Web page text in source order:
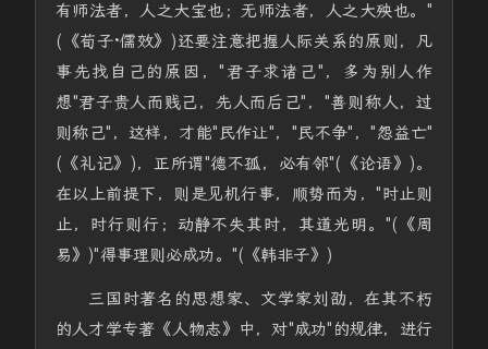
有师法者，人之大宝也；无师法者，人之大殃也。"
(《荀子·儒效》)还要注意把握人际关系的原则，凡
事先找自己的原因，"君子求诸己"，多为别人作
想"君子贵人而贱己，先人而后己"，"善则称人，过
则称己"，这样，才能"民作让"，"民不争"，"怨益亡"
(《礼记》)，正所谓"德不孤，必有邻"(《论语》)。
在以上前提下，则是见机行事，顺势而为，"时止则
止，时行则行；动静不失其时，其道光明。"(《周
易》)"得事理则必成功。"(《韩非子》)
三国时著名的思想家、文学家刘劭，在其不朽
的人才学专著《人物志》中，对"成功"的规律，进行